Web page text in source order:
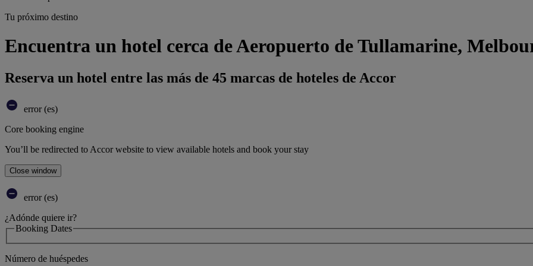
Tu próximo destino
Encuentra un hotel cerca de Aeropuerto de Tullamarine,
Reserva un hotel entre las más de 45 marcas de hoteles de Accor
error (es)
Core booking engine
You’ll be redirected to Accor website to view available hotels and book your stay
Close window
error (es)
¿Adónde quiere ir?
Booking Dates
Número de huéspedes